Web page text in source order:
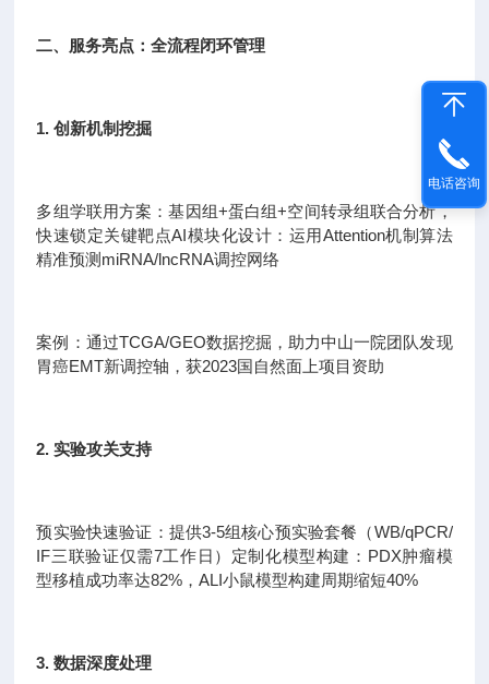
二、服务亮点：全流程闭环管理
1. 创新机制挖掘
多组学联用方案：基因组+蛋白组+空间转录组联合分析，
快速锁定关键靶点AI模块化设计：运用Attention机制算法
精准预测miRNA/lncRNA调控网络
案例：通过TCGA/GEO数据挖掘，助力中山一院团队发现
胃癌EMT新调控轴，获2023国自然面上项目资助
2. 实验攻关支持
预实验快速验证：提供3-5组核心预实验套餐（WB/qPCR/
IF三联验证仅需7工作日）定制化模型构建：PDX肿瘤模
型移植成功率达82%，ALI小鼠模型构建周期缩短40%
3. 数据深度处理
电话咨询